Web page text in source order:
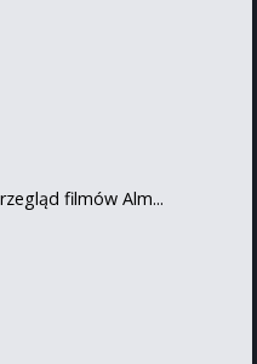
filmów Alm...